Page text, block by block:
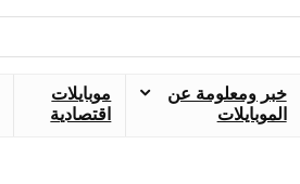
خبر ومعلومة عن
الموبايلات
موبايلات
اقتصادية